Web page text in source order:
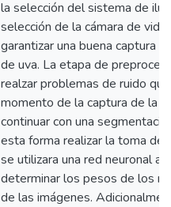
la selección del sistema de
selección de la cámara de
garantizar una buena captura
de uva. La etapa de
realzar problemas de ruido
momento de la captura de la
continuar con una
esta forma realizar la toma de
se utilizara una red neuronal
determinar los pesos de los
de las imágenes.